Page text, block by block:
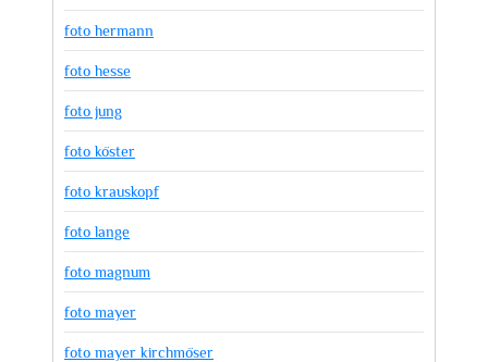
foto hermann
foto hesse
foto jung
foto köster
foto krauskopf
foto lange
foto magnum
foto mayer
foto mayer kirchmöser